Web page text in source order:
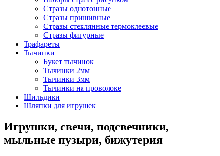
Стразы однотонные
Стразы пришивные
Стразы стеклянные термоклеевые
Стразы фигурные
Трафареты
Тычинки
Букет тычинок
Тычинки 2мм
Тычинки 3мм
Тычинки на проволоке
Шильдики
Шляпки для игрушек
Игрушки, свечи, подсвечники,
мыльные пузыри, бижутерия